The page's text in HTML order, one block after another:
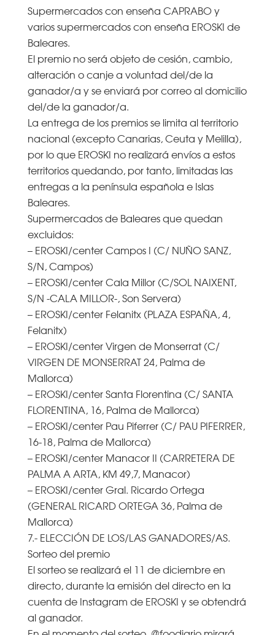
Supermercados con enseña CAPRABO y
varios supermercados con enseña EROSKI de
Baleares.
El premio no será objeto de cesión, cambio,
alteración o canje a voluntad del/de la
ganador/a y se enviará por correo al domicilio
del/de la ganador/a.
La entrega de los premios se limita al territorio
nacional (excepto Canarias, Ceuta y Melilla),
por lo que EROSKI no realizará envíos a estos
territorios quedando, por tanto, limitadas las
entregas a la península española e Islas
Baleares.
Supermercados de Baleares que quedan
excluidos:
– EROSKI/center Campos I (C/ NUÑO SANZ,
S/N, Campos)
– EROSKI/center Cala Millor (C/SOL NAIXENT,
S/N -CALA MILLOR-, Son Servera)
– EROSKI/center Felanitx (PLAZA ESPAÑA, 4,
Felanitx)
– EROSKI/center Virgen de Monserrat (C/
VIRGEN DE MONSERRAT 24, Palma de
Mallorca)
– EROSKI/center Santa Florentina (C/ SANTA
FLORENTINA, 16, Palma de Mallorca)
– EROSKI/center Pau Piferrer (C/ PAU PIFERRER,
16-18, Palma de Mallorca)
– EROSKI/center Manacor II (CARRETERA DE
PALMA A ARTA, KM 49,7, Manacor)
– EROSKI/center Gral. Ricardo Ortega
(GENERAL RICARD ORTEGA 36, Palma de
Mallorca)
7.- ELECCIÓN DE LOS/LAS GANADORES/AS.
Sorteo del premio
El sorteo se realizará el 11 de diciembre en
directo, durante la emisión del directo en la
cuenta de Instagram de EROSKI y se obtendrá
al ganador.